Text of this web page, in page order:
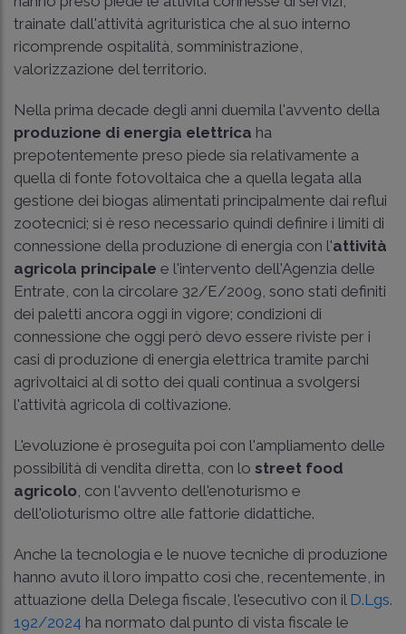
trainate dall'attività agrituristica che al suo interno
ricomprende ospitalità, somministrazione,
valorizzazione del territorio.
Nella prima decade degli anni duemila l'avvento della
produzione di energia elettrica ha
prepotentemente preso piede sia relativamente a
quella di fonte fotovoltaica che a quella legata alla
gestione dei biogas alimentati principalmente dai reflui
zootecnici; si è reso necessario quindi definire i limiti di
connessione della produzione di energia con l'attività
agricola principale e l'intervento dell'Agenzia delle
Entrate, con la circolare 32/E/2009 , sono stati definiti
dei paletti ancora oggi in vigore; condizioni di
connessione che oggi però devo essere riviste per i
casi di produzione di energia elettrica tramite parchi
agrivoltaici al di sotto dei quali continua a svolgersi
l'attività agricola di coltivazione.
L'evoluzione è proseguita poi con l'ampliamento delle
possibilità di vendita diretta, con lo street food
agricolo , con l'avvento dell'enoturismo e
dell'olioturismo oltre alle fattorie didattiche.
Anche la tecnologia e le nuove tecniche di produzione
hanno avuto il loro impatto così che, recentemente, in
attuazione della Delega fiscale, l'esecutivo con il D.Lgs.
192/2024 ha normato dal punto di vista fiscale le